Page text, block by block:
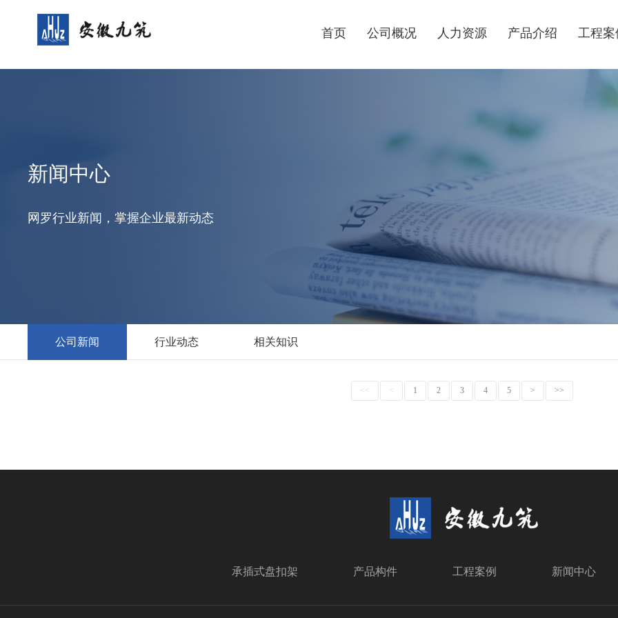
首页 公司概况 人力资源 产品介绍 工程案
新闻中心
网罗行业新闻，掌握企业最新动态
公司新闻 行业动态 相关知识
<< < 1 2 3 4 5 > >>
承插式盘扣架 产品构件 工程案例 新闻中心